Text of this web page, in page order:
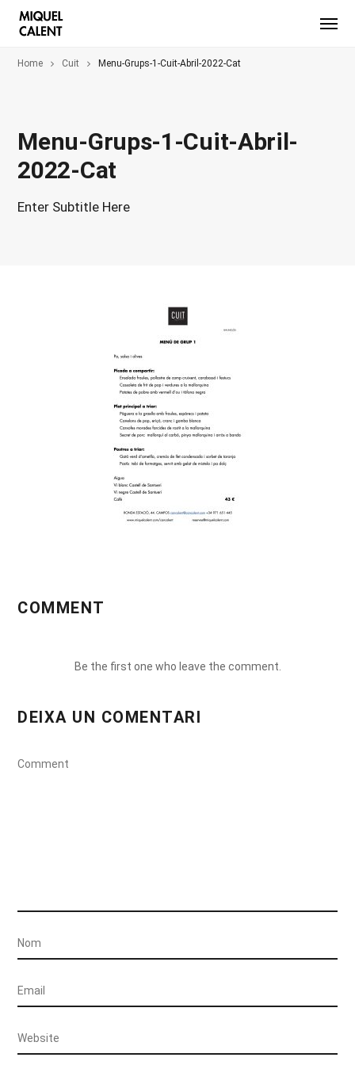
Home Cuit Menu-Grups-1-Cuit-Abril-2022-Cat
Menu-Grups-1-Cuit-Abril-
2022-Cat
Enter Subtitle Here
COMMENT
Be the first one who leave the comment.
DEIXA UN COMENTARI